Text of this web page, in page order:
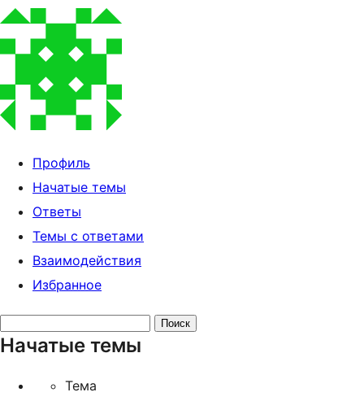
содержимому
Профиль
Начатые темы
Ответы
Темы с ответами
Взаимодействия
Избранное
тем:
Начатые темы
Тема